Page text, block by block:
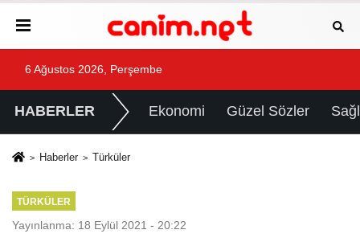
6 Ağustos 2026, Perşembe
HABERLER Ekonomi Güzel Sözler
Haberler Türküler
TÜRKÜLER
Yayınlanma: 18 Eylül 2021 - 20:22